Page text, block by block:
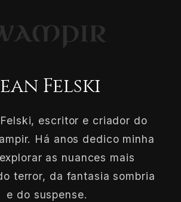
Felski
escritor e criador do
Há anos dedico minha
as nuances mais
terror, da fantasia sombria
e do suspense.